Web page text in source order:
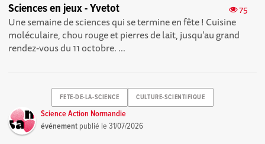
75
Sciences en jeux - Yvetot
Une semaine de sciences qui se termine en fête ! Cuisine
moléculaire, chou rouge et pierres de lait, jusqu'au grand
rendez-vous du 11 octobre. ...
FETE-DE-LA-SCIENCE CULTURE-SCIENTIFIQUE
Science Action Normandie
événement publié le31/07/2026